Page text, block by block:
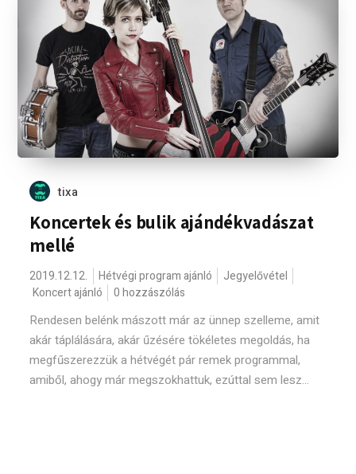
tixa
Koncertek és bulik ajándékvadászat
mellé
2019.12.12. Hétvégi program ajánló
Jegyelővétel
Koncert ajánló
0 hozzászólás
Rendesen belénk mászott már az ünnep szelleme, amit
akár táplálására, akár űzésére tökéletes megoldás, ha
megfűszerezzük a hétvégét pár remek programmal,
amiből, ahogy már megszokhattuk, ezúttal sem lesz...